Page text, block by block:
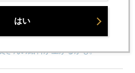
噂で売ってニュースで買う
さんの給料が上がるかも。
はい